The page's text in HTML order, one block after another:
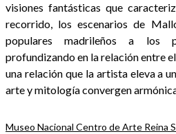
visiones fantásticas que
recorrido, los escenarios de
populares madrileños a los
profundizando en la relación entre
una relación que la artista eleva a
arte y mitología convergen
Museo Nacional Centro de Arte Reina